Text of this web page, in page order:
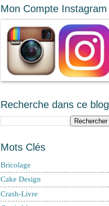
Mon Compte Instagram
Recherche dans ce blog
Mots Clés
Bricolage
Cake Design
Crash-Livre